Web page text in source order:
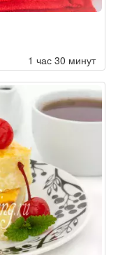
1 час 30 минут